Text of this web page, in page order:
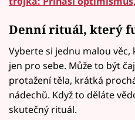
Denní rituál, který
Vyberte si jednu malou
jen pro sebe. Může to být
protažení těla, krátká
nádechů. Když to děláte
skutečný rituál.